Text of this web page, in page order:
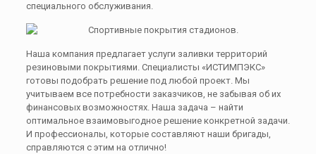
специального обслуживания.
Наша компания предлагает услуги заливки территорий
резиновыми покрытиями. Специалисты «ИСТИМПЭКС»
готовы подобрать решение под любой проект. Мы
учитываем все потребности заказчиков, не забывая об их
финансовых возможностях. Наша задача – найти
оптимальное взаимовыгодное решение конкретной задачи.
И профессионалы, которые составляют наши бригады,
справляются с этим на отлично!